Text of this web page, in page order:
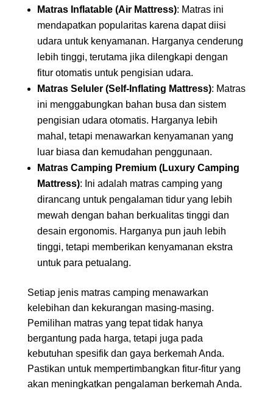
Matras Inflatable (Air Mattress): Matras ini
mendapatkan popularitas karena dapat diisi
udara untuk kenyamanan. Harganya cenderung
lebih tinggi, terutama jika dilengkapi dengan
fitur otomatis untuk pengisian udara.
Matras Seluler (Self-Inflating Mattress): Matras
ini menggabungkan bahan busa dan sistem
pengisian udara otomatis. Harganya lebih
mahal, tetapi menawarkan kenyamanan yang
luar biasa dan kemudahan penggunaan.
Matras Camping Premium (Luxury Camping
Mattress): Ini adalah matras camping yang
dirancang untuk pengalaman tidur yang lebih
mewah dengan bahan berkualitas tinggi dan
desain ergonomis. Harganya pun jauh lebih
tinggi, tetapi memberikan kenyamanan ekstra
untuk para petualang.
Setiap jenis matras camping menawarkan
kelebihan dan kekurangan masing-masing.
Pemilihan matras yang tepat tidak hanya
bergantung pada harga, tetapi juga pada
kebutuhan spesifik dan gaya berkemah Anda.
Pastikan untuk mempertimbangkan fitur-fitur yang
akan meningkatkan pengalaman berkemah Anda.